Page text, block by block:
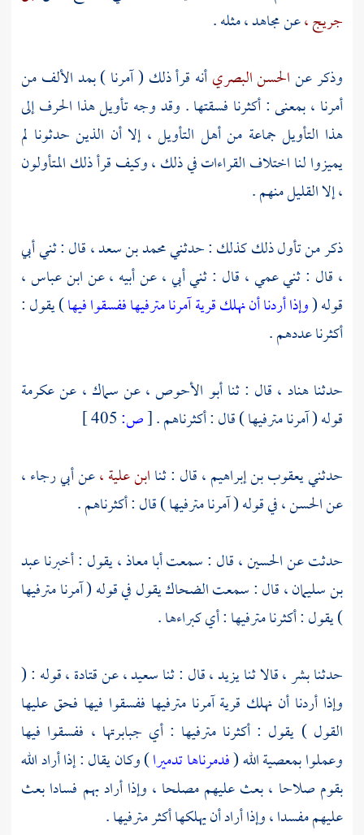
جريج ،عنمجاهد ،مثله .
وذكر عنالحسن البصريأنه قرأ ذلك ( آمرنا ) بمد الألف من
أمرنا ، بمعنى : أكثرنا فسقتها . وقد وجه تأويل هذا الحرف إلى
هذا التأويل جماعة من أهل التأويل ، إلا أن الذين حدثونا لم
يميزوا لنا اختلاف القراءات في ذلك ، وكيف قرأ ذلك المتأولون
، إلا القليل منهم .
ذكر من تأول ذلك كذلك : حدثنيمحمد بن سعد ،قال : ثني أبي
، قال : ثني عمي ، قال : ثني أبي ، عن أبيه ، عنابن عباس ،
قوله (وإذا أردنا أن نهلك قرية آمرنا مترفيها ففسقوا فيها) يقول :
أكثرنا عددهم .
حدثنا هناد ، قال : ثناأبو الأحوص ،عنسماك ، عنعكرمة
قوله ( آمرنا مترفيها ) قال : أكثرناهم .[ص:
حدثنييعقوب بن إبراهيم ،قال : ثناابن علية ،عنأبي رجاء ،
عنالحسن ،في قوله ( آمرنا مترفيها ) قال : أكثرناهم .
حدثت عنالحسين ،قال : سمعت أبا معاذ ، يقول : أخبرناعبد
بن سليمان ،قال : سمعتالضحاكيقول في قوله ( آمرنا مترفيها
) يقول : أكثرنا مترفيها : أي كبراءها .
حدثنابشر ،قالا ثنايزيد ،قال : ثناسعيد ،عنقتادة ،قوله : (
وإذا أردنا أن نهلك قرية آمرنا مترفيها ففسقوا فيها فحق عليها
القول ) يقول : أكثرنا مترفيها : أي جبابرتها ، ففسقوا فيها
وعملوا بمعصية الله (فدمرناها تدميرا) وكان يقال : إذا أراد الله
بقوم صلاحا ، بعث عليهم مصلحا ، وإذا أراد بهم فسادا بعث
عليهم مفسدا ، وإذا أراد أن يهلكها أكثر مترفيها .